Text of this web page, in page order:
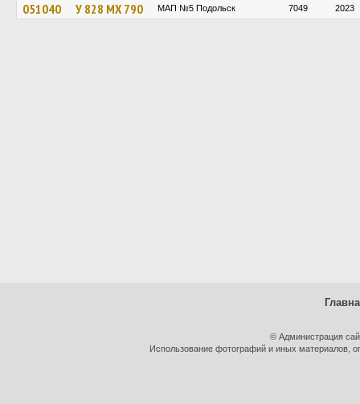
051040 У 828 МХ 790 МАП №5 Подольск 7049 2023
© Администрация
Использование фотографий и иных материалов,